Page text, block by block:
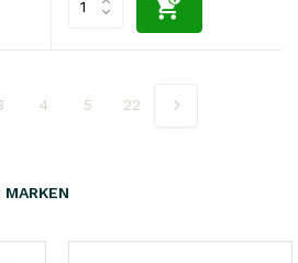
4 5 22